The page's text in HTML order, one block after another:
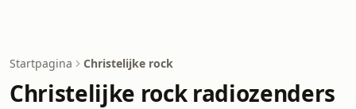
Startpagina Christelijke rock
Christelijke rock radiozenders